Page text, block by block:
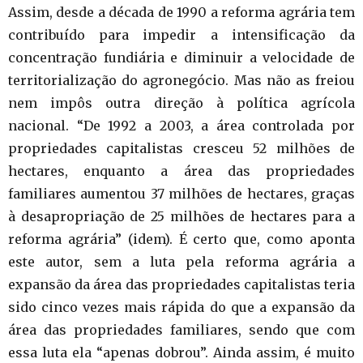
Assim, desde a década de 1990 a reforma agrária tem
contribuído para impedir a intensificação da
concentração fundiária e diminuir a velocidade de
territorialização do agronegócio. Mas não as freiou
nem impôs outra direção à política agrícola
nacional. “De 1992 a 2003, a área controlada por
propriedades capitalistas cresceu 52 milhões de
hectares, enquanto a área das propriedades
familiares aumentou 37 milhões de hectares, graças
à desapropriação de 25 milhões de hectares para a
reforma agrária” (idem). É certo que, como aponta
este autor, sem a luta pela reforma agrária a
expansão da área das propriedades capitalistas teria
sido cinco vezes mais rápida do que a expansão da
área das propriedades familiares, sendo que com
essa luta ela “apenas dobrou”. Ainda assim, é muito